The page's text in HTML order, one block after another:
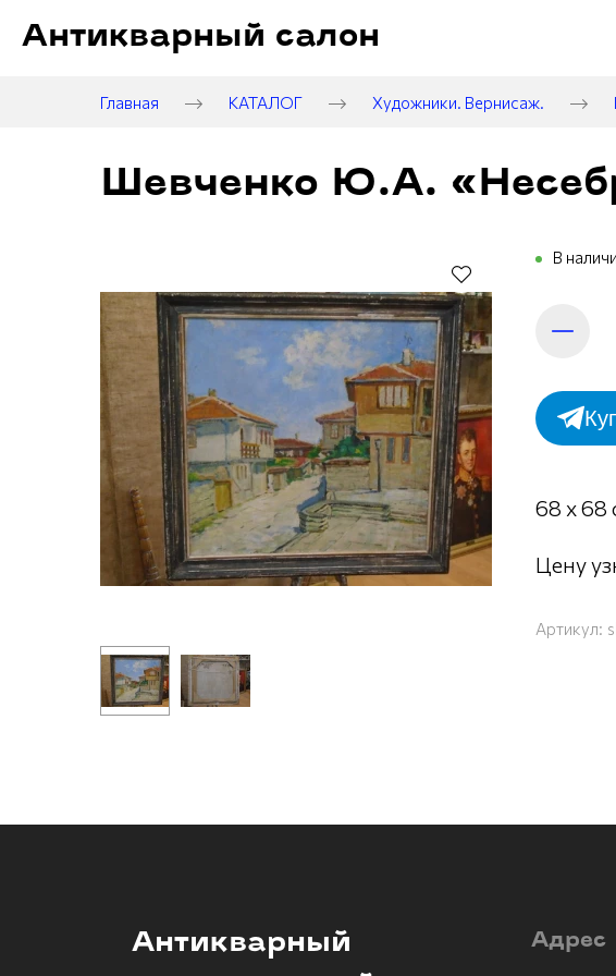
Антикварный салон
Главная КАТАЛОГ Художники. Вернисаж.
Шевченко Ю.А.
В
68 х 68
Цену
Артикул:
Антикварный
Адрес